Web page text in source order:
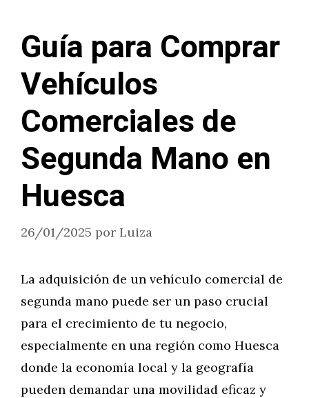
Guía para Comprar
Vehículos
Comerciales de
Segunda Mano en
Huesca
26/01/2025 por Luiza
La adquisición de un vehículo comercial de
segunda mano puede ser un paso crucial
para el crecimiento de tu negocio,
especialmente en una región como Huesca
donde la economía local y la geografía
pueden demandar una movilidad eficaz y